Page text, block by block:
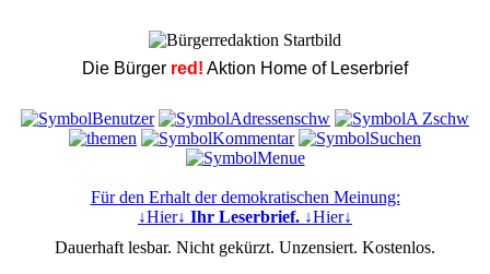
Die Bürger red! Aktion Home of Leserbrief
Für den Erhalt der demokratischen Meinung:
↓Hier↓ Ihr Leserbrief. ↓Hier↓
Dauerhaft lesbar. Nicht gekürzt. Unzensiert. Kostenlos.